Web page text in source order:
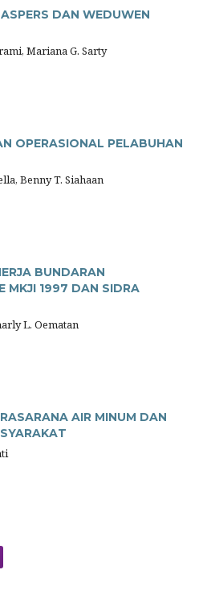
DAN WEDUWEN
Mariana G. Sarty
OPERASIONAL PELABUHAN
Benny T. Siahaan
BUNDARAN
MKJI 1997 DAN SIDRA
L. Oematan
AIR MINUM DAN